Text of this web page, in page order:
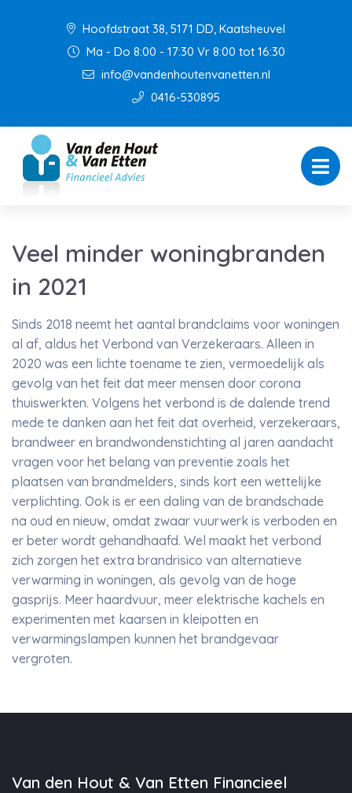
Hoofdstraat 38, 5171 DD, Kaatsheuvel
Ma - Do 8:00 - 17:30 Vr 8:00 tot 16:30
info@vandenhoutenvanetten.nl
0416-530895
Veel minder woningbranden
in 2021
Sinds 2018 neemt het aantal brandclaims voor woningen
al af, aldus het Verbond van Verzekeraars. Alleen in
2020 was een lichte toename te zien, vermoedelijk als
gevolg van het feit dat meer mensen door corona
thuiswerkten. Volgens het verbond is de dalende trend
mede te danken aan het feit dat overheid, verzekeraars,
brandweer en brandwondenstichting al jaren aandacht
vragen voor het belang van preventie zoals het
plaatsen van brandmelders, sinds kort een wettelijke
verplichting. Ook is er een daling van de brandschade
na oud en nieuw, omdat zwaar vuurwerk is verboden en
er beter wordt gehandhaafd. Wel maakt het verbond
zich zorgen het extra brandrisico van alternatieve
verwarming in woningen, als gevolg van de hoge
gasprijs. Meer haardvuur, meer elektrische kachels en
experimenten met kaarsen in kleipotten en
verwarmingslampen kunnen het brandgevaar
vergroten.
Van den Hout & Van Etten Financieel